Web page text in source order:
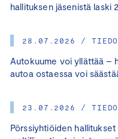
hallituksen jäsenistä laski
28.07.2026 /
Autokuume voi yllättää –
autoa ostaessa voi
23.07.2026 /
Pörssiyhtiöiden